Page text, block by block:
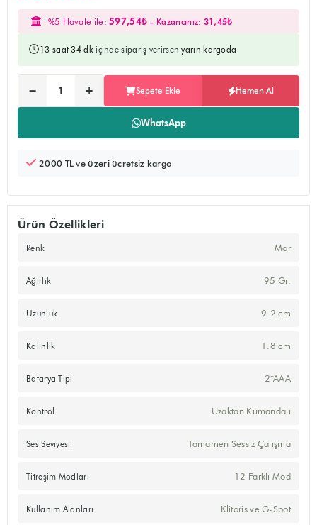
%5 Havale ile:597,54₺ – Kazancınız: 31,45₺
13 saat 34 dkiçinde sipariş verirsenyarın kargoda
Adet:
− + Sepete Ekle Hemen Al
WhatsApp
Ürünü sepete ekler, alışverişe devam edebilirsiniz
Doğrudan ödeme sayfasına yönlendirir
2000 TL ve üzeri ücretsiz kargo
Ürün Özellikleri
Renk Mor
Ağırlık 95 Gr.
Uzunluk 9.2 cm
Kalınlık 1.8 cm
Batarya Tipi 2*AAA
Kontrol Uzaktan Kumandalı
Ses Seviyesi Tamamen Sessiz Çalışma
Titreşim Modları 12 Farklı Mod
Kullanım Alanları Klitoris ve G-Spot